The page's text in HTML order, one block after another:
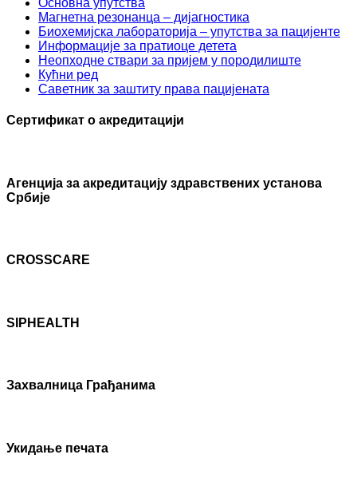
Mагнетна резонанца – дијагностика
Биохемијска лабораторија – упутства за пацијенте
Информације за пратиоце детета
Неопходне ствари за пријем у породилиште
Кућни ред
Саветник за заштиту права пацијената
Сертификат о акредитацији
Агенцијa за акредитацију здравствених установа
Србије
CROSSCARE
SIPHEALTH
Захвалница Грађанима
Укидање печата